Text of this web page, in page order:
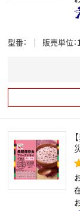
型番 販売単位